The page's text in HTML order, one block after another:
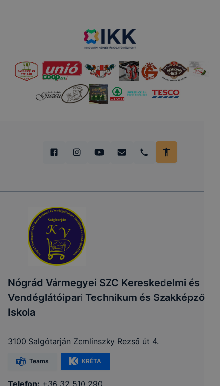
Nógrád Vármegyei SZC Kereskedelmi és
Vendéglátóipari Technikum és Szakképző
Iskola
3100 Salgótarján Zemlinszky Rezső út 4.
Teams KRÉTA
Telefon: +36 32 510 290